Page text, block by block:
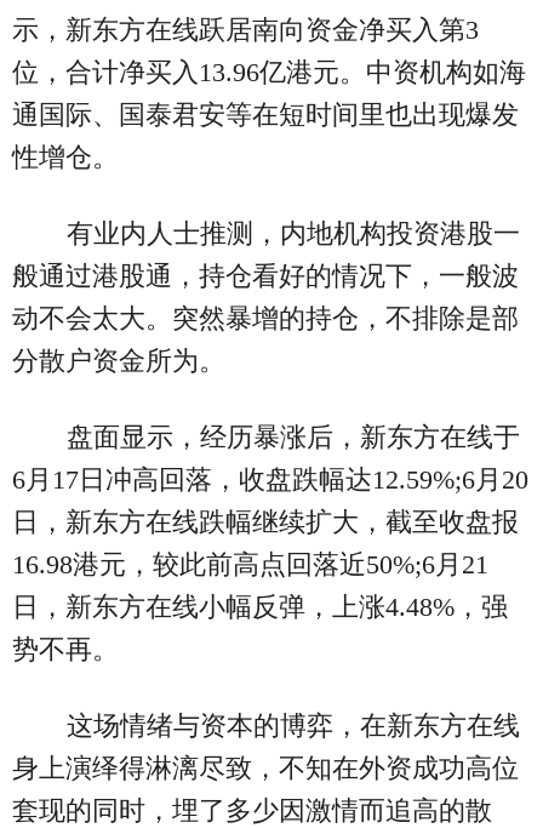
示，新东方在线跃居南向资金净买入第3
位，合计净买入13.96亿港元。中资机构如海
通国际、国泰君安等在短时间里也出现爆发
性增仓。
有业内人士推测，内地机构投资港股一
般通过港股通，持仓看好的情况下，一般波
动不会太大。突然暴增的持仓，不排除是部
分散户资金所为。
盘面显示，经历暴涨后，新东方在线于
6月17日冲高回落，收盘跌幅达12.59%;6月20
日，新东方在线跌幅继续扩大，截至收盘报
16.98港元，较此前高点回落近50%;6月21
日，新东方在线小幅反弹，上涨4.48%，强
势不再。
这场情绪与资本的博弈，在新东方在线
身上演绎得淋漓尽致，不知在外资成功高位
套现的同时，埋了多少因激情而追高的散